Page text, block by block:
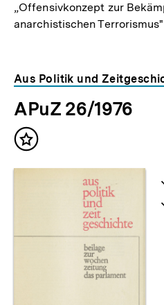
„Offensivkonzept zur
anarchistischen
Aus Politik und
APuZ 26/1976
Inhalt